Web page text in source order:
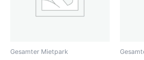
Gesamter Mietpark